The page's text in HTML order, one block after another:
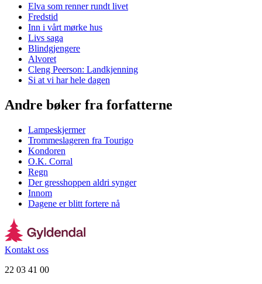
Elva som renner rundt livet
Fredstid
Inn i vårt mørke hus
Livs saga
Blindgjengere
Alvoret
Cleng Peerson: Landkjenning
Si at vi har hele dagen
Andre bøker fra forfatterne
Lampeskjermer
Trommeslageren fra Tourigo
Kondoren
O.K. Corral
Regn
Der gresshoppen aldri synger
Innom
Dagene er blitt fortere nå
Kontakt oss
22 03 41 00